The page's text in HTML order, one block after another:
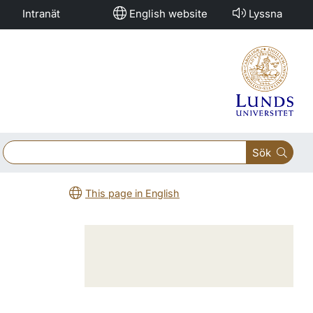
Intranät English website Lyssna
Sök
This page in English